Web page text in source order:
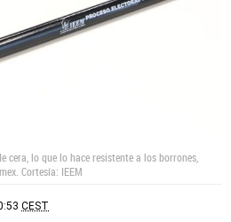
cera, lo que lo hace resistente a los borrones,
Cortesía: IEEM
CEST